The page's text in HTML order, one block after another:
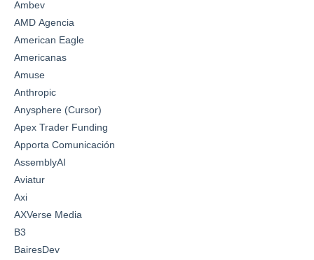
Ambev
AMD Agencia
American Eagle
Americanas
Amuse
Anthropic
Anysphere (Cursor)
Apex Trader Funding
Apporta Comunicación
AssemblyAI
Aviatur
Axi
AXVerse Media
B3
BairesDev